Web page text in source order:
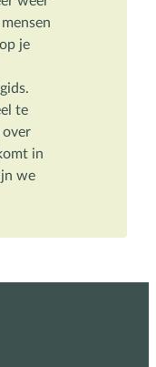
je
te
over
in
we